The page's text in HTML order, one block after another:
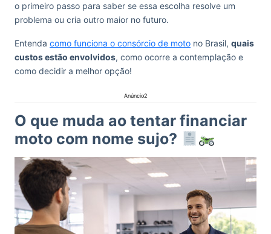
o primeiro passo para saber se essa escolha resolve um
problema ou cria outro maior no futuro.
Entenda como funciona o consórcio de moto no Brasil, quais
custos estão envolvidos, como ocorre a contemplação e
como decidir a melhor opção!
Anúncio2
O que muda ao tentar financiar
moto com nome sujo?